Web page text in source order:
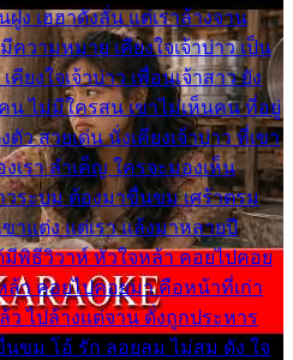
ง เฮฮาดังลั่น แต่เราล้างจาน
ความหมาย เคียงใจเจ้าบ่าว เป็น
ยงใจเจ้าบ่าว เพื่อนเจ้าสาว ยัง
น ไม่มีใครสน เขาไม่เห็นคน ที่อยู่
ว สวยเด่น นั่งเคียงเจ้าบ่าว ที่เขา
งเรา ลำเค็ญ ใครจะมองเห็น
วระบม ต้องมาขื่นขม เศร้าตรม
าแต่ง แต่เรา แล้งมาหลายปี
มีพิธีวิวาห์ หัวใจหล้า คอยไปคอย
ล้า คอยไปคอยมา คือหน้าที่เก่า
ว ไปล้างแต่จาน ดั่งถูกประหาร
นขม โอ้ รัก ลอยลม ไม่สม ดัง ใจ